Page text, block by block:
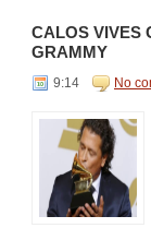
CALOS VIVES
GRAMMY
9:14 No